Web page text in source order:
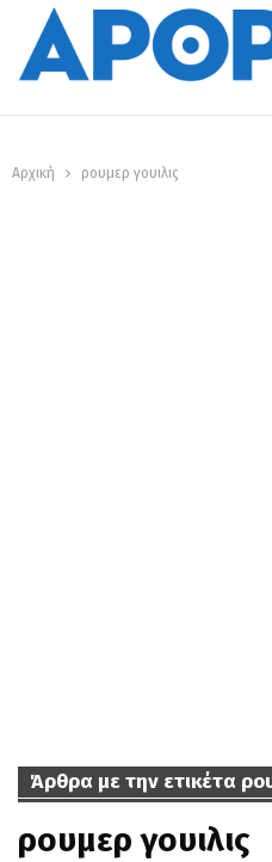
Αρχική ρουμερ γουιλις
Άρθρα με την ετικέτα
ρουμερ γουιλις